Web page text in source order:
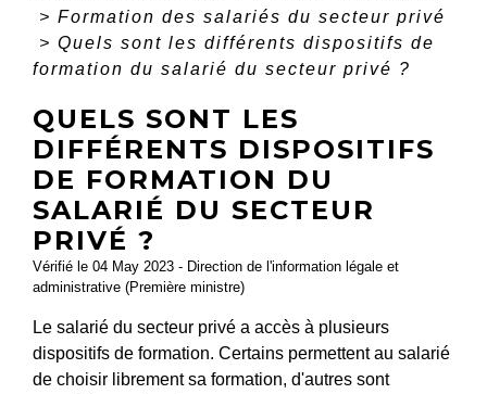
> Formation des salariés du secteur privé
> Quels sont les différents dispositifs de
formation du salarié du secteur privé ?
QUELS SONT LES
DIFFÉRENTS DISPOSITIFS
DE FORMATION DU
SALARIÉ DU SECTEUR
PRIVÉ ?
Vérifié le 04 May 2023 - Direction de l'information légale et
administrative (Première ministre)
Le salarié du secteur privé a accès à plusieurs
dispositifs de formation. Certains permettent au salarié
de choisir librement sa formation, d'autres sont